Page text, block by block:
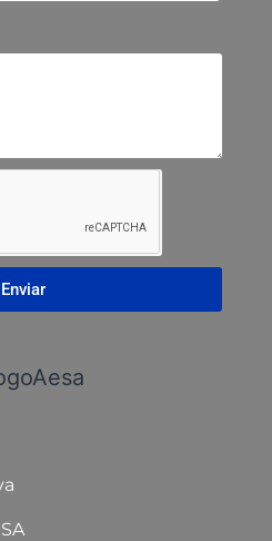
Enviar